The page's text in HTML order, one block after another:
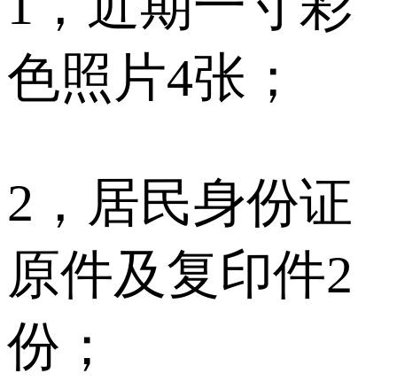
色照片4张；
2，居民身份证
原件及复印件2
份；